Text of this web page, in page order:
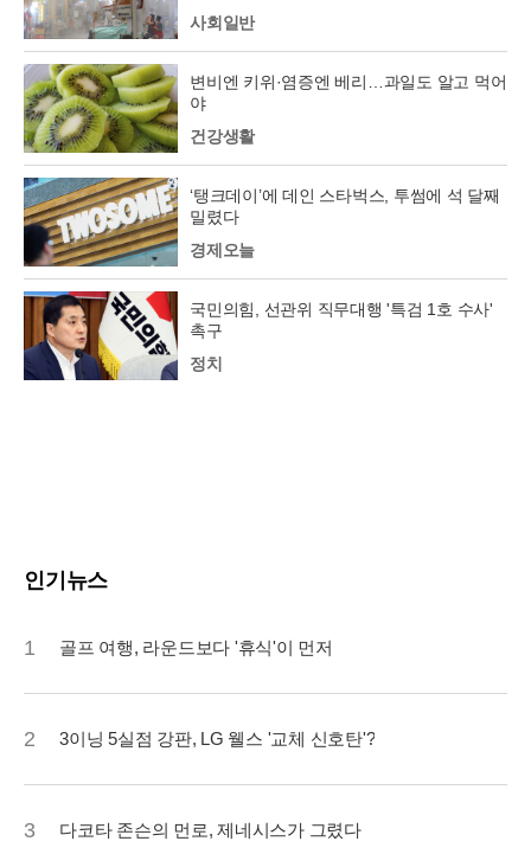
사회일반
변비엔 키위·염증엔 베리…과일도 알고 먹어
야
건강생활
‘탱크데이’에 데인 스타벅스, 투썸에 석 달째
밀렸다
경제오늘
국민의힘, 선관위 직무대행 '특검 1호 수사'
촉구
정치
인기뉴스
1 골프 여행, 라운드보다 '휴식'이 먼저
2 3이닝 5실점 강판, LG 웰스 '교체 신호탄'?
3 다코타 존슨의 먼로, 제네시스가 그렸다